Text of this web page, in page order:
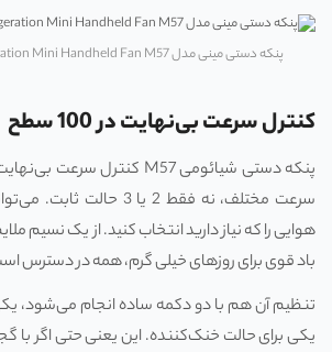
پنکه دستی مینی مدل High Speed Refrigeration Mini Handheld Fan M57
کنترل سرعت بی‌نهایت در 100 سطح
سرعت مختلف، نه فقط 2 یا 3
هوایی را که نیاز دارید انتخاب کنید. از یک نسیم
باد قوی برای روزهای خیلی گرم، همه در دسترس
تنظیم آن هم با دو دکمه ساده انجام می‌شود،
یکی برای حالت خنک‌کننده. این یعنی حتی اگر با